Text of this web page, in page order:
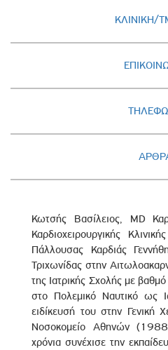
ΚΛΙΝΙΚΗ/
Κωτσής Βασίλειος, MD
Καρδιοχειρουργικής
Πάλλουσας Καρδιάς
Τριχωνίδας στην
της Ιατρικής Σχολής με
στο Πολεμικό Ναυτικό ως
ειδίκευσή του στην Γενική
Νοσοκομείο Αθηνών
χρόνια συνέχισε την